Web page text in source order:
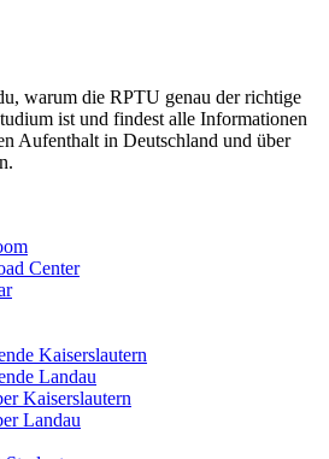
warum die RPTU genau der richtige
ist und findest alle Informationen
Aufenthalt in Deutschland und über
Center
Kaiserslautern
Landau
Kaiserslautern
Landau